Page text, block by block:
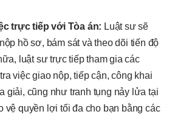
trực tiếp với Tòa án: Luật sư sẽ
hồ sơ, bám sát và theo dõi tiến độ
luật sư trực tiếp tham gia các
việc giao nộp, tiếp cận, công khai
giải, cũng như tranh tụng nảy lửa tại
vệ quyền lợi tối đa cho bạn bằng các